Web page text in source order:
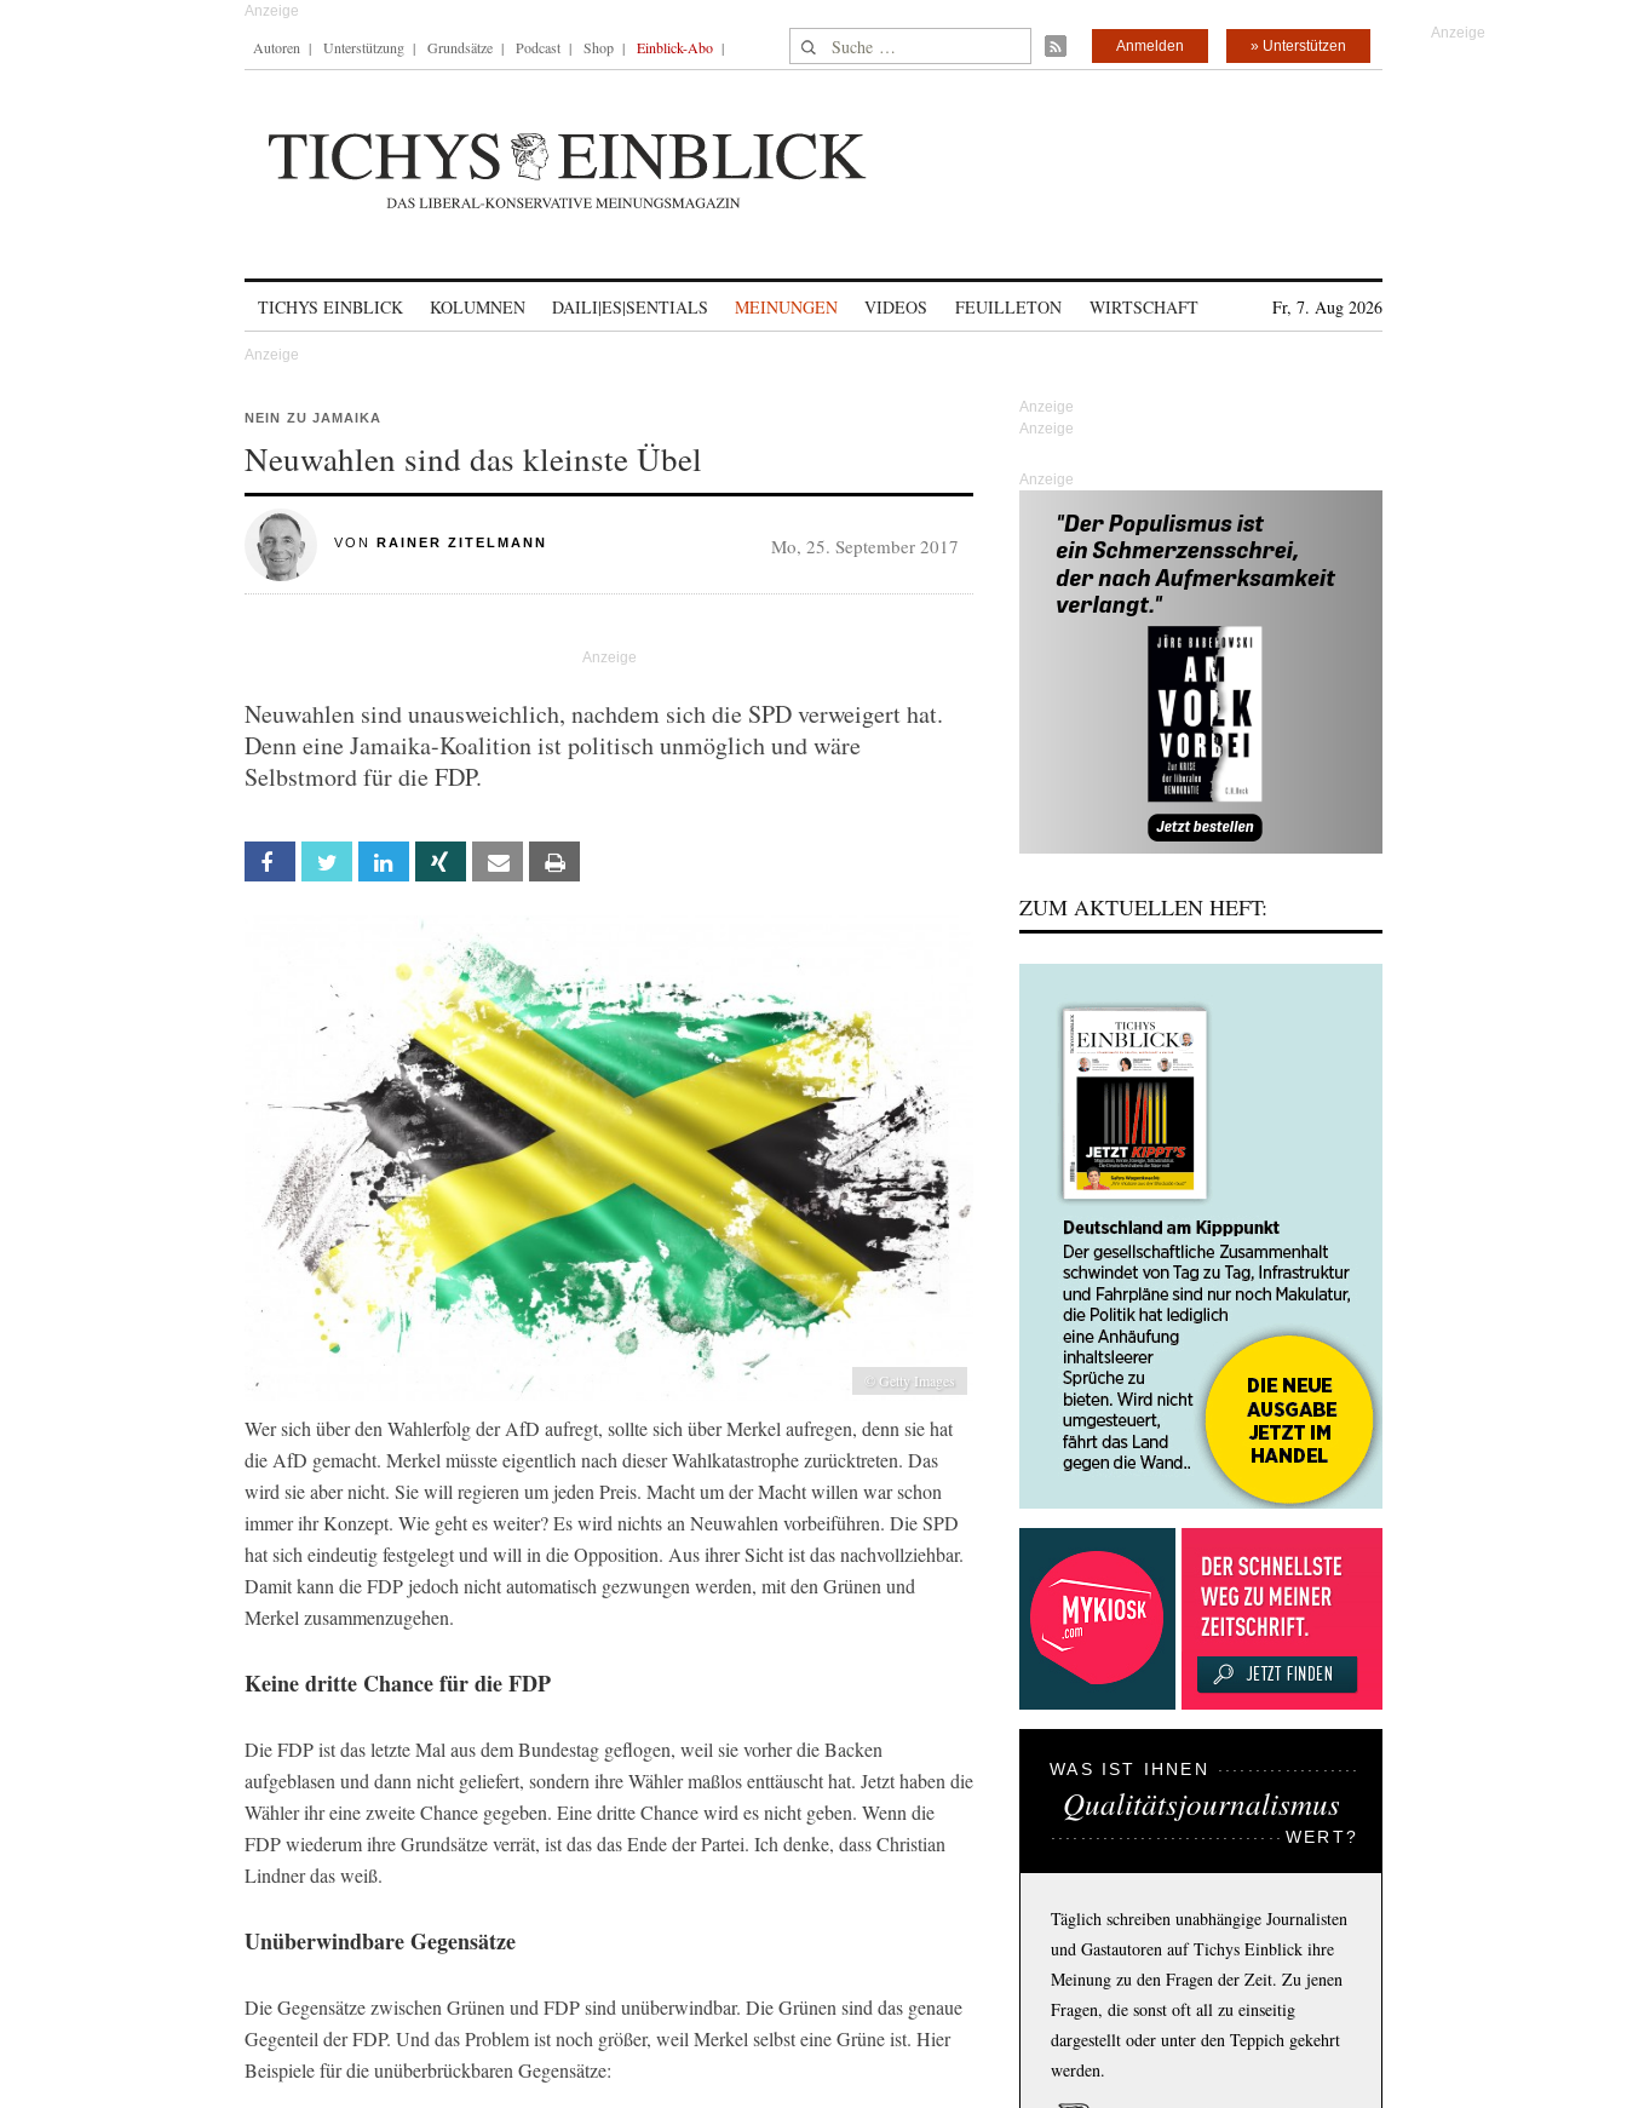
Autoren Unterstützung Grundsätze Podcast Shop Einblick-Abo Suche nach: » Unterstützen
Anmelden
TICHYS EINBLICK KOLUMNEN DAILI|ES|SENTIALS MEINUNGEN VIDEOS FEUILLETON WIRTSCHAFT Fr, 7. Aug 2026
NEIN ZU JAMAIKA
Neuwahlen sind das kleinste Übel
VON RAINER ZITELMANN Mo, 25. September 2017
Neuwahlen sind unausweichlich, nachdem sich die SPD verweigert hat.
Denn eine Jamaika-Koalition ist politisch unmöglich und wäre
Selbstmord für die FDP.
Facebook Twitter Linkedin Xing Email
© Getty Images
Wer sich über den Wahlerfolg der AfD aufregt, sollte sich über Merkel aufregen, denn sie hat
die AfD gemacht. Merkel müsste eigentlich nach dieser Wahlkatastrophe zurücktreten. Das
wird sie aber nicht. Sie will regieren um jeden Preis. Macht um der Macht willen war schon
immer ihr Konzept. Wie geht es weiter? Es wird nichts an Neuwahlen vorbeiführen. Die SPD
hat sich eindeutig festgelegt und will in die Opposition. Aus ihrer Sicht ist das nachvollziehbar.
Damit kann die FDP jedoch nicht automatisch gezwungen werden, mit den Grünen und
Merkel zusammenzugehen.
Keine dritte Chance für die FDP
Die FDP ist das letzte Mal aus dem Bundestag geflogen, weil sie vorher die Backen
aufgeblasen und dann nicht geliefert, sondern ihre Wähler maßlos enttäuscht hat. Jetzt haben die
Wähler ihr eine zweite Chance gegeben. Eine dritte Chance wird es nicht geben. Wenn die
FDP wiederum ihre Grundsätze verrät, ist das das Ende der Partei. Ich denke, dass Christian
Lindner das weiß.
Unüberwindbare Gegensätze
Die Gegensätze zwischen Grünen und FDP sind unüberwindbar. Die Grünen sind das genaue
Gegenteil der FDP. Und das Problem ist noch größer, weil Merkel selbst eine Grüne ist. Hier
Beispiele für die unüberbrückbaren Gegensätze:
Anzeige
ZUM AKTUELLEN HEFT:
WAS IST IHNEN
Qualitätsjournalismus
WERT?
Täglich schreiben unabhängige Journalisten
und Gastautoren auf Tichys Einblick ihre
Meinung zu den Fragen der Zeit. Zu jenen
Fragen, die sonst oft all zu einseitig
dargestellt oder unter den Teppich gekehrt
werden.